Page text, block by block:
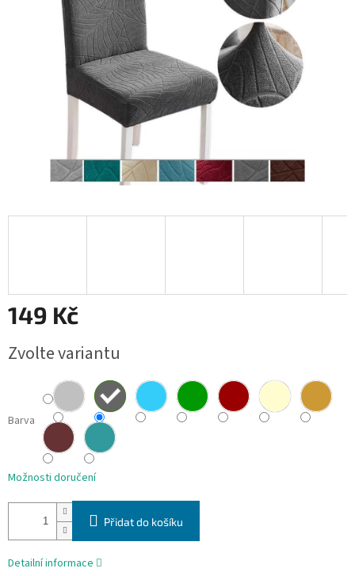
149 Kč
cena:
Zvolte variantu
Barva
Možnosti doručení
Přidat do košíku
Detailní informace